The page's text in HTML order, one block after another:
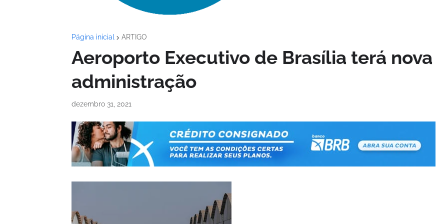
Página inicial ARTIGO
Aeroporto Executivo de Brasília terá nova
administração
dezembro 31, 2021